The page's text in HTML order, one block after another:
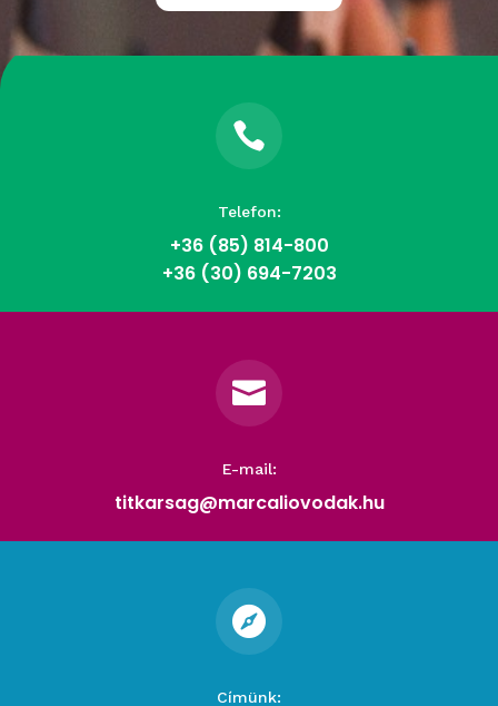

Telefon:
+36 (85) 814-800
+36 (30) 694-7203

E-mail:
titkarsag@marcaliovodak.hu

Címünk: